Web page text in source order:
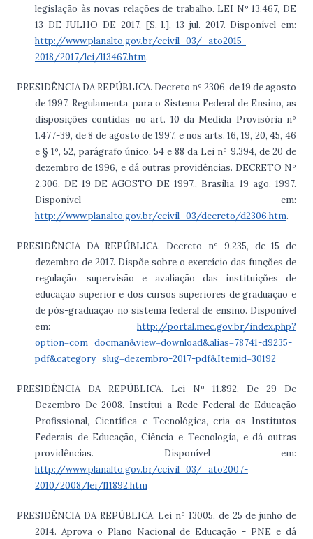
legislação às novas relações de trabalho. LEI Nº 13.467, DE
13 DE JULHO DE 2017, [S. l.], 13 jul. 2017. Disponível em:
http://www.planalto.gov.br/ccivil_03/_ato2015-
2018/2017/lei/l13467.htm.
PRESIDÊNCIA DA REPÚBLICA. Decreto nº 2306, de 19 de agosto
de 1997. Regulamenta, para o Sistema Federal de Ensino, as
disposições contidas no art. 10 da Medida Provisória nº
1.477-39, de 8 de agosto de 1997, e nos arts. 16, 19, 20, 45, 46
e § 1º, 52, parágrafo único, 54 e 88 da Lei nº 9.394, de 20 de
dezembro de 1996, e dá outras providências. DECRETO Nº
2.306, DE 19 DE AGOSTO DE 1997., Brasília, 19 ago. 1997.
Disponível em:
http://www.planalto.gov.br/ccivil_03/decreto/d2306.htm.
PRESIDÊNCIA DA REPÚBLICA. Decreto nº 9.235, de 15 de
dezembro de 2017. Dispõe sobre o exercício das funções de
regulação, supervisão e avaliação das instituições de
educação superior e dos cursos superiores de graduação e
de pós-graduação no sistema federal de ensino. Disponível
em:http://portal.mec.gov.br/index.php?
option=com_docman&view=download&alias=78741-d9235-
pdf&category_slug=dezembro-2017-pdf&Itemid=30192
PRESIDÊNCIA DA REPÚBLICA. Lei Nº 11.892, De 29 De
Dezembro De 2008. Institui a Rede Federal de Educação
Profissional, Científica e Tecnológica, cria os Institutos
Federais de Educação, Ciência e Tecnologia, e dá outras
providências. Disponível em:
http://www.planalto.gov.br/ccivil_03/_ato2007-
2010/2008/lei/l11892.htm
PRESIDÊNCIA DA REPÚBLICA. Lei nº 13005, de 25 de junho de
2014. Aprova o Plano Nacional de Educação - PNE e dá